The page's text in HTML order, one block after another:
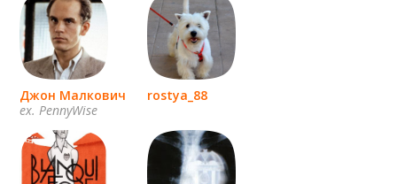
Джон Малкович
ex. PennyWise
rostya_88